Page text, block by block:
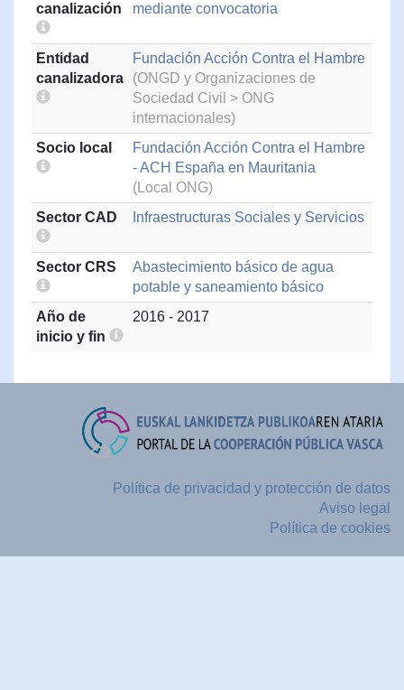
canalización
mediante convocatoria
Entidad
canalizadora
Fundación Acción Contra el Hambre
(ONGD y Organizaciones de
Sociedad Civil > ONG
internacionales)
Socio local
Fundación Acción Contra el Hambre
- ACH España en Mauritania
(Local ONG)
Sector CAD
Infraestructuras Sociales y Servicios
Sector CRS
Abastecimiento básico de agua
potable y saneamiento básico
Año de
inicio y fin
2016 - 2017
Política de privacidad y protección de datos
Aviso legal
Política de cookies